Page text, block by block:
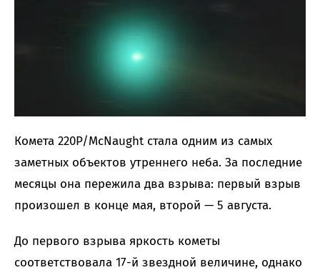
Комета 220P/McNaught стала одним из самых
заметных объектов утреннего неба. За последние
месяцы она пережила два взрыва: первый взрыв
произошел в конце мая, второй — 5 августа.
До первого взрыва яркость кометы
соответствовала 17-й звездной величине, однако